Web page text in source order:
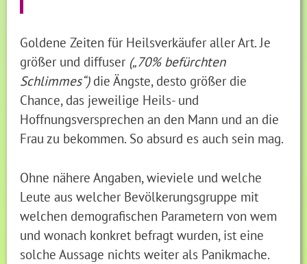
Goldene Zeiten für Heilsverkäufer aller Art. Je
größer und diffuser („70% befürchten
Schlimmes“) die Ängste, desto größer die
Chance, das jeweilige Heils- und
Hoffnungsversprechen an den Mann und an die
Frau zu bekommen. So absurd es auch sein mag.
Ohne nähere Angaben, wieviele und welche
Leute aus welcher Bevölkerungsgruppe mit
welchen demografischen Parametern von wem
und wonach konkret befragt wurden, ist eine
solche Aussage nichts weiter als Panikmache.